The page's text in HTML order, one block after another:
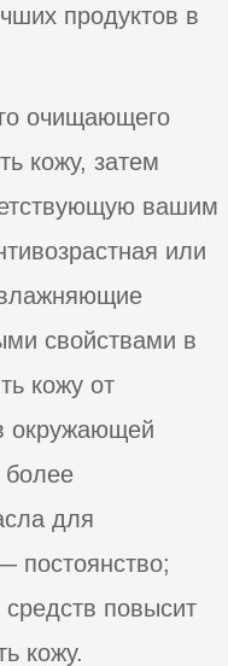
продуктов в
очищающего
кожу, затем
вашим
или
свойствами в
кожу от
окружающей
более
для
постоянство;
повысит
кожу.